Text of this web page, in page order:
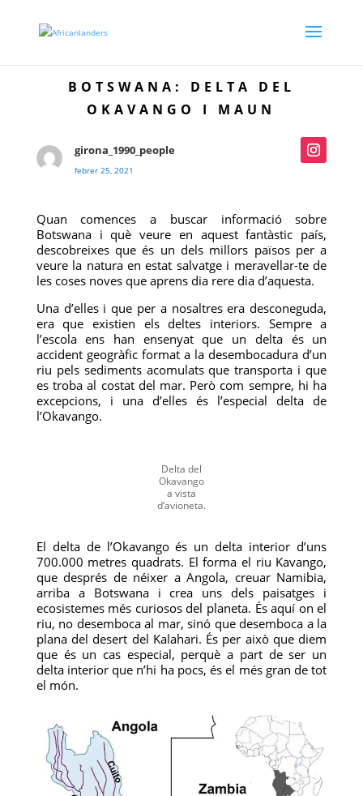
BOTSWANA: DELTA DEL
OKAVANGO I MAUN
girona_1990_people
febrer 25, 2021
Quan comences a buscar informació sobre
Botswana i què veure en aquest fantàstic país,
descobreixes que és un dels millors països per a
veure la natura en estat salvatge i meravellar-te de
les coses noves que aprens dia rere dia d’aquesta.
Una d’elles i que per a nosaltres era desconeguda,
era que existien els deltes interiors. Sempre a
l’escola ens han ensenyat que un delta és un
accident geogràfic format a la desembocadura d’un
riu pels sediments acomulats que transporta i que
es troba al costat del mar. Però com sempre, hi ha
excepcions, i una d’elles és l’especial delta de
l’Okavango.
Delta del
Okavango
a vista
d’avioneta.
El delta de l’Okavango és un delta interior d’uns
700.000 metres quadrats. El forma el riu Kavango,
que després de néixer a Angola, creuar Namibia,
arriba a Botswana i crea uns dels paisatges i
ecosistemes més curiosos del planeta. És aquí on el
riu, no desemboca al mar, sinó que desemboca a la
plana del desert del Kalahari. És per això que diem
que és un cas especial, perquè a part de ser un
delta interior que n’hi ha pocs, és el més gran de tot
el món.